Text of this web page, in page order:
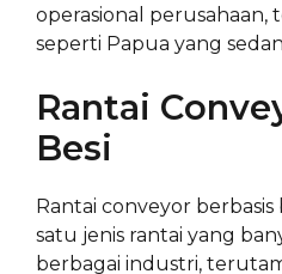
operasional perusahaan,
seperti Papua yang
Rantai
Besi
Rantai conveyor
satu jenis rantai yang
berbagai industri,